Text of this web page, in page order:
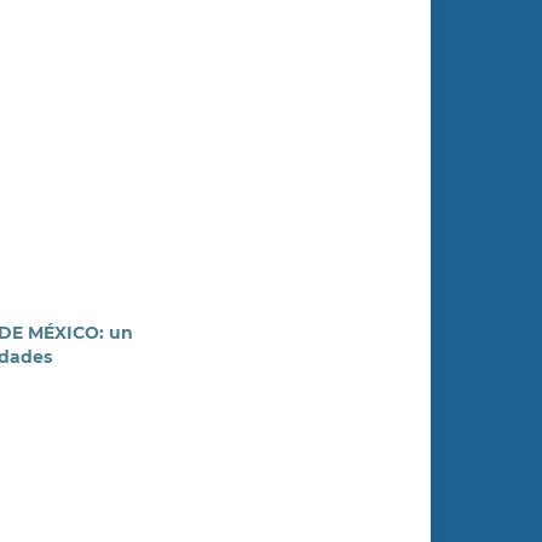
MÉXICO: un